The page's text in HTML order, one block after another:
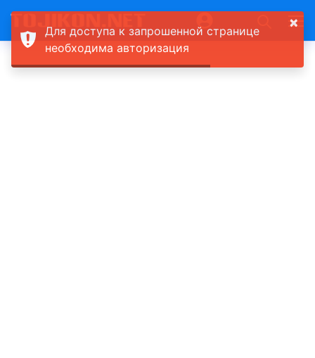
×
Для доступа к запрошенной странице
необходима авторизация